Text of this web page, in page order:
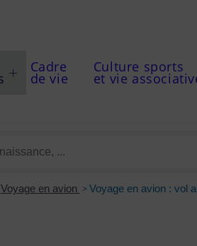
Cadre
de vie
Culture sports
et vie
Voyage en avion > Voyage en avion : vol